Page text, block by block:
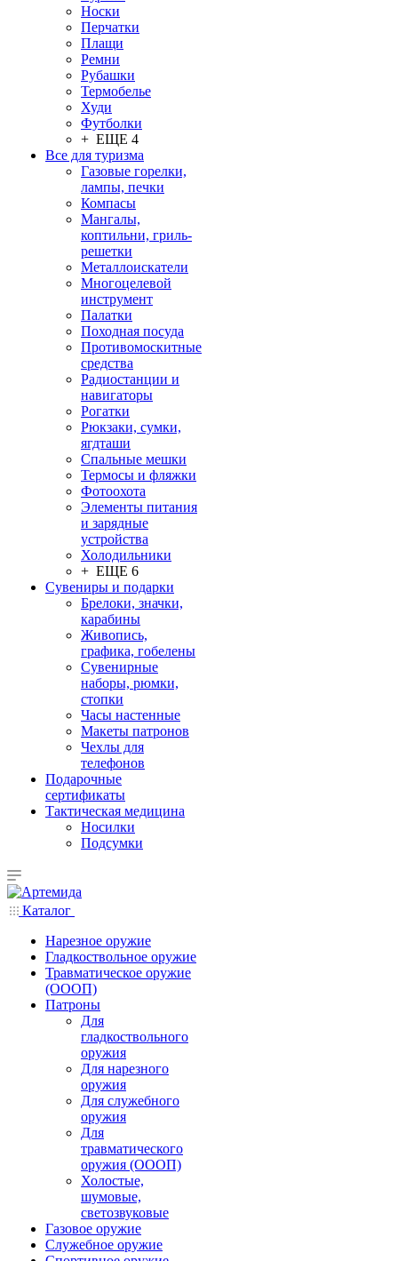
Носки
Перчатки
Плащи
Ремни
Рубашки
Термобелье
Худи
Футболки
+ ЕЩЕ 4
Все для туризма
Газовые горелки,
лампы, печки
Компасы
Мангалы,
коптильни, гриль-
решетки
Металлоискатели
Многоцелевой
инструмент
Палатки
Походная посуда
Противомоскитные
средства
Радиостанции и
навигаторы
Рогатки
Рюкзаки, сумки,
ягдташи
Спальные мешки
Термосы и фляжки
Фотоохота
Элементы питания
и зарядные
устройства
Холодильники
+ ЕЩЕ 6
Сувениры и подарки
Брелоки, значки,
карабины
Живопись,
графика, гобелены
Сувенирные
наборы, рюмки,
стопки
Часы настенные
Макеты патронов
Чехлы для
телефонов
Подарочные
сертификаты
Тактическая медицина
Носилки
Подсумки
Каталог
Нарезное оружие
Гладкоствольное оружие
Травматическое оружие
(ОООП)
Патроны
Для
гладкоствольного
оружия
Для нарезного
оружия
Для служебного
оружия
Для
травматического
оружия (ОООП)
Холостые,
шумовые,
светозвуковые
Газовое оружие
Служебное оружие